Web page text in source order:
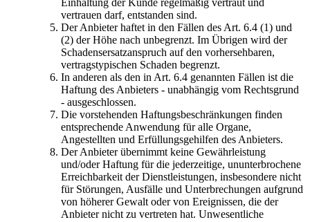
vertrauen darf, entstanden sind.
Der Anbieter haftet in den Fällen des Art. 6.4 (1) und
(2) der Höhe nach unbegrenzt. Im Übrigen wird der
Schadensersatzanspruch auf den vorhersehbaren,
vertragstypischen Schaden begrenzt.
In anderen als den in Art. 6.4 genannten Fällen ist die
Haftung des Anbieters - unabhängig vom Rechtsgrund
- ausgeschlossen.
Die vorstehenden Haftungsbeschränkungen finden
entsprechende Anwendung für alle Organe,
Angestellten und Erfüllungsgehilfen des Anbieters.
Der Anbieter übernimmt keine Gewährleistung
und/oder Haftung für die jederzeitige, ununterbrochene
Erreichbarkeit der Dienstleistungen, insbesondere nicht
für Störungen, Ausfälle und Unterbrechungen aufgrund
von höherer Gewalt oder von Ereignissen, die der
Anbieter nicht zu vertreten hat. Unwesentliche